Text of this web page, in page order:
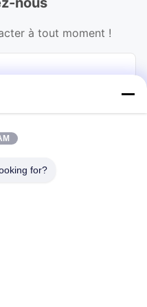
à tout moment !
for?